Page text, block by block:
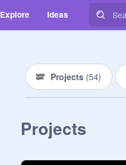
Explore Ideas
Projects (54)
Projects